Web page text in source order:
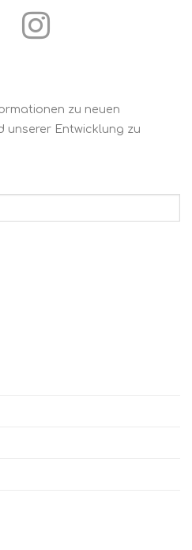
zu neuen
unserer Entwicklung zu